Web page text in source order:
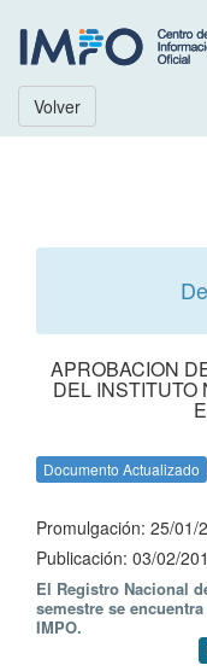
Volver
APROBACION
DEL INSTITUTO
Documento Actualizado
Promulgación: 25/01/
Publicación: 03/02/
El Registro Nacional
semestre se
IMPO.